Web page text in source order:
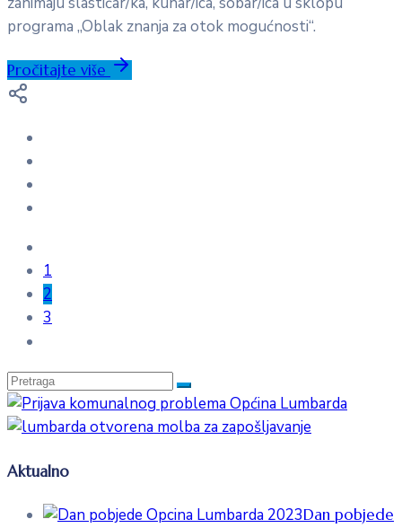
programa „Oblak znanja za otok mogućnosti“.
Pročitajte više
1
2
3
Aktualno
Dan pobjede